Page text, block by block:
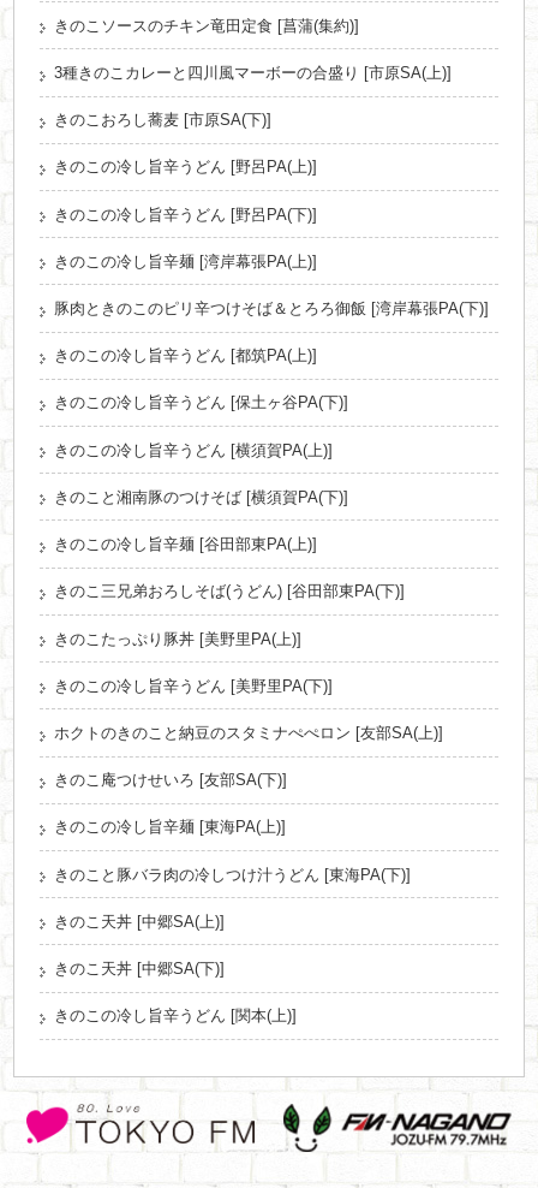
きのこソースのチキン竜田定食 [菖蒲(集約)]
3種きのこカレーと四川風マーボーの合盛り [市原SA(上)]
きのこおろし蕎麦 [市原SA(下)]
きのこの冷し旨辛うどん [野呂PA(上)]
きのこの冷し旨辛うどん [野呂PA(下)]
きのこの冷し旨辛麺 [湾岸幕張PA(上)]
豚肉ときのこのピリ辛つけそば＆とろろ御飯 [湾岸幕張PA(下)]
きのこの冷し旨辛うどん [都筑PA(上)]
きのこの冷し旨辛うどん [保土ヶ谷PA(下)]
きのこの冷し旨辛うどん [横須賀PA(上)]
きのこと湘南豚のつけそば [横須賀PA(下)]
きのこの冷し旨辛麺 [谷田部東PA(上)]
きのこ三兄弟おろしそば(うどん) [谷田部東PA(下)]
きのこたっぷり豚丼 [美野里PA(上)]
きのこの冷し旨辛うどん [美野里PA(下)]
ホクトのきのこと納豆のスタミナぺぺロン [友部SA(上)]
きのこ庵つけせいろ [友部SA(下)]
きのこの冷し旨辛麺 [東海PA(上)]
きのこと豚バラ肉の冷しつけ汁うどん [東海PA(下)]
きのこ天丼 [中郷SA(上)]
きのこ天丼 [中郷SA(下)]
きのこの冷し旨辛うどん [関本(上)]